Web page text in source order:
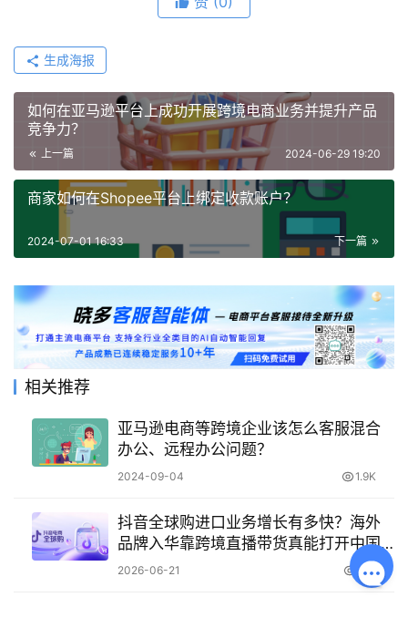
生成海报
如何在亚马逊平台上成功开展跨境电商业务并提升产品
竞争力？
上一篇 2024-06-29 19:20
商家如何在Shopee平台上绑定收款账户？
下一篇
2024-07-01 16:33
相关推荐
亚马逊电商等跨境企业该怎么客服混合
办公、远程办公问题？
2024-09-04 1.9K
抖音全球购进口业务增长有多快？海外
品牌入华靠跨境直播带货真能打开中国
市场吗？
2026-06-21 255